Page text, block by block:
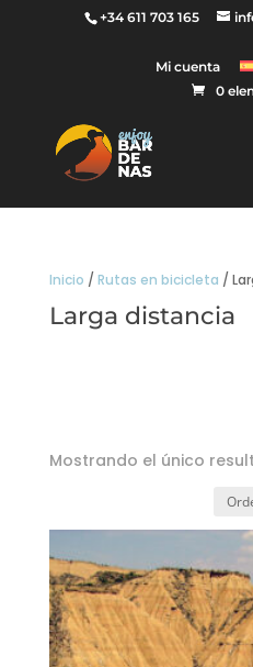
+34 611 703 165
Mi cuenta
0
Inicio / Rutas en bicicleta /
Larga distancia
Mostrando el único